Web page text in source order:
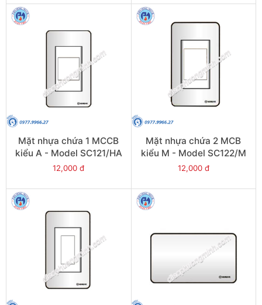
Mặt nhựa chứa 1 MCCB
kiểu A - Model SC121/HA
12,000 đ
Mặt nhựa chứa 2 MCB
kiểu M - Model SC122/M
12,000 đ